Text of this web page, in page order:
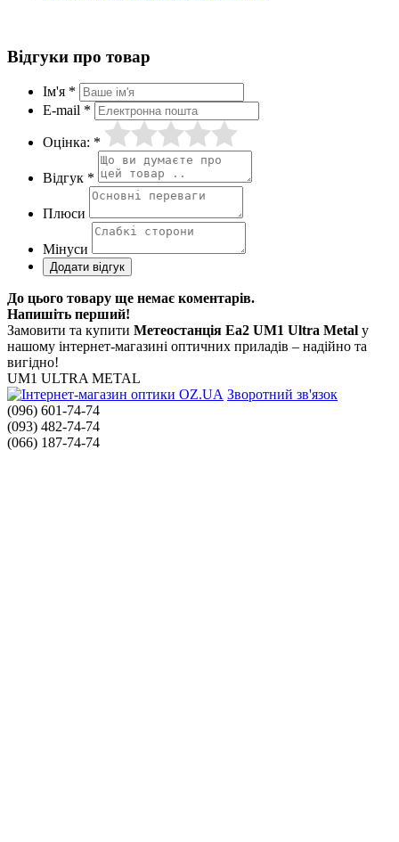
Відгуки про товар
Ім'я *
E-mail *
Оцінка: *
Відгук *
Плюси
Мінуси
До цього товару ще немає коментарів.
Напишіть перший!
Замовити та купити Метеостанція Ea2 UM1 Ultra Metal у
нашому інтернет-магазині оптичних приладів – надійно та
вигідно!
UM1 ULTRA METAL
Зворотний зв'язок
(096) 601-74-74
(093) 482-74-74
(066) 187-74-74